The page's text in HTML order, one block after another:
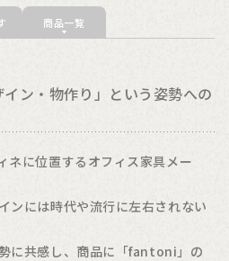
商品一覧
イン・物作り」という姿勢への
ネに位置するオフィス家具メー
ンには時代や流行に左右されない
に共感し、商品に「fantoni」の